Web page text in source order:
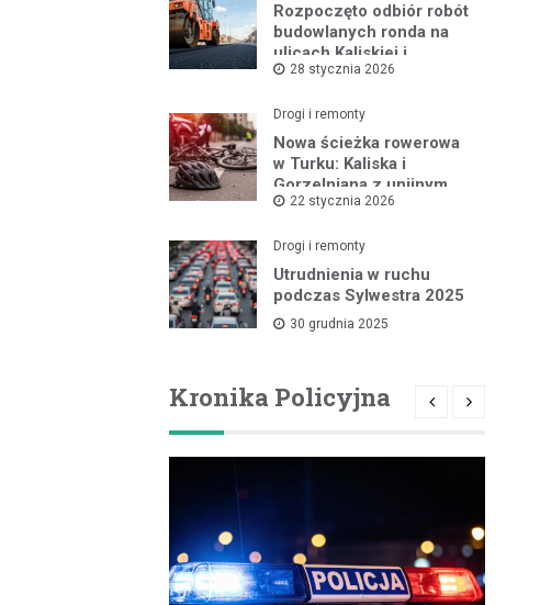
Rozpoczęto odbiór robót
budowlanych ronda na
ulicach Kaliskiej i
Młodych
28 stycznia 2026
Drogi i remonty
Nowa ścieżka rowerowa
w Turku: Kaliska i
Gorzelniana z unijnym
wsparciem
22 stycznia 2026
Drogi i remonty
Utrudnienia w ruchu
podczas Sylwestra 2025
30 grudnia 2025
Kronika Policyjna